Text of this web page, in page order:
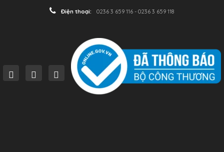
Điện thoại: 0236 3 659 116 - 0236 3 659 118